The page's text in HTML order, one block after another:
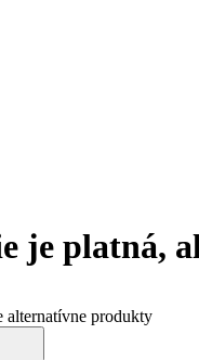
je platná,
alternatívne produkty